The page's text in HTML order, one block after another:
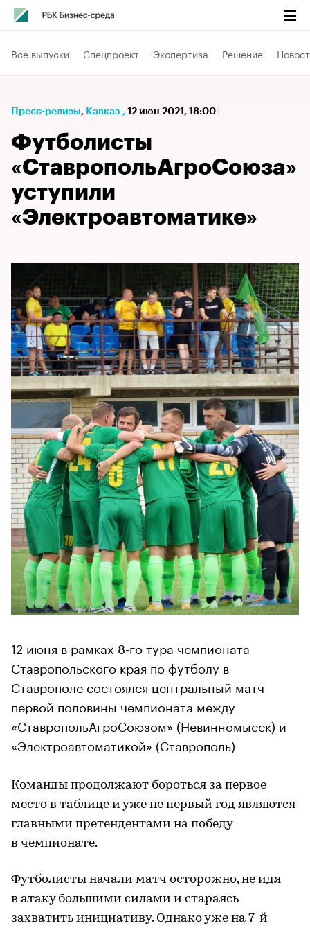
Все выпуски Спецпроект Экспертиза Решение
Пресс-релизы⁠, Кавказ , 12 июн 2021, 18:00
Футболисты
«СтавропольАгроСоюза»
уступили
«Электроавтоматике»
12 июня в рамках 8-го тура чемпионата
Ставропольского края по футболу в
Ставрополе состоялся центральный матч
первой половины чемпионата между
«СтавропольАгроСоюзом» (Невинномысск) и
«Электроавтоматикой» (Ставрополь)
Команды продолжают бороться за первое
место в таблице и уже не первый год являются
главными претендентами на победу
в чемпионате.
Футболисты начали матч осторожно, не идя
в атаку большими силами и стараясь
захватить инициативу. Однако уже на 7-й